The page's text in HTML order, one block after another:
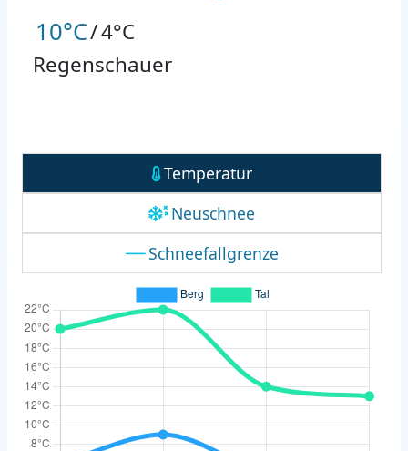
10°C/4°C
Regenschauer
Temperatur
Neuschnee
Schneefallgrenze